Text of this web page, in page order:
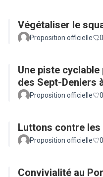
Végétaliser le
Proposition officielle 0
Une piste
des Sept-Deniers
Proposition officielle 0
Luttons contre
Proposition officielle 0
Convivialité au